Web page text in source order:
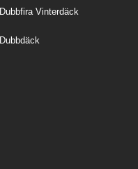
Dubbfira Vinterdäck
Dubbdäck